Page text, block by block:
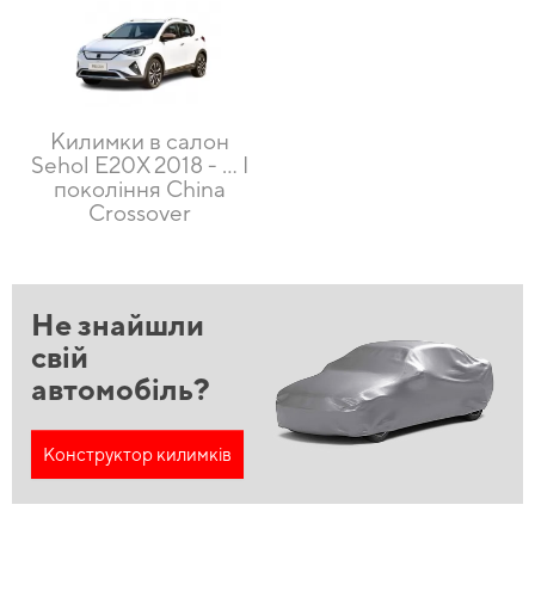
Килимки в салон
Sehol E20X 2018 - … I
покоління China
Crossover
Не знайшли
свій
автомобіль?
Конструктор килимків